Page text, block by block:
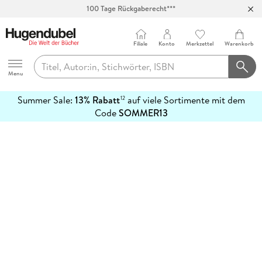
100 Tage Rückgaberecht***
Hugendubel
Menu
Filiale Konto Merkzettel Warenkorb
Summer Sale: 13% Rabatt12auf viele Sortimente mit dem
CodeSOMMER13
erfahren